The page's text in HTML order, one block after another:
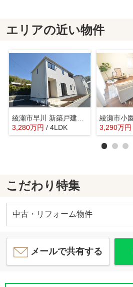
エリアの近い物件
3,280万円 / 4LDK
3,290万円
こだわり特集
中古・リフォーム物件
メールで共有する